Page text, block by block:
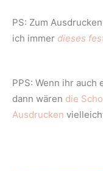
PS: Zum
ich immer dieses
PPS: Wenn ihr auch
dann wären die
Ausdrucken